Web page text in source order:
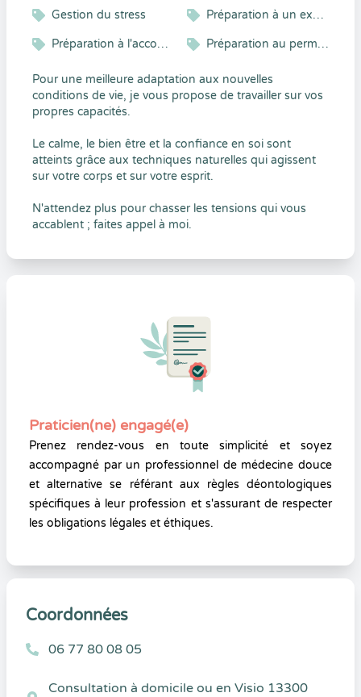
Gestion du stress Préparation à un examen
Préparation à l'accouchement Préparation au permis de conduire
Pour une meilleure adaptation aux nouvelles
conditions de vie, je vous propose de travailler sur vos
propres capacités.
Le calme, le bien être et la confiance en soi sont
atteints grâce aux techniques naturelles qui agissent
sur votre corps et sur votre esprit.
N'attendez plus pour chasser les tensions qui vous
accablent ; faites appel à moi.
Praticien(ne) engagé(e)
Prenez rendez-vous en toute simplicité et soyez
accompagné par un professionnel de médecine douce
et alternative se référant aux règles déontologiques
spécifiques à leur profession et s'assurant de respecter
les obligations légales et éthiques.
Coordonnées
06 77 80 08 05
Consultation à domicile ou en Visio 13300